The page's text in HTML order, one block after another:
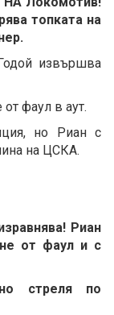
топката на
извършва
фаул в аут.
но Риан с
на ЦСКА.
Риан
от фаул и с
стреля по